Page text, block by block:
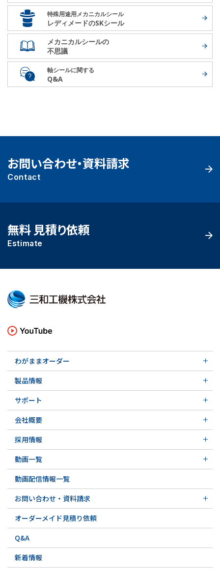
特殊用途用メカニカルシール
レディメードのSKシール
メカニカルシールの
不思議
軸シールに関する
Q&A
お問い合わせ・資料請求
Contact
無料 見積り依頼
Estimate
わがままオーダー
実例ご紹介
その他の導入事例
軸受け付きシールユニット
実例ご紹介
製品情報
特殊用途用メカニカルシール
メカニカルシールの不思議
サポート
実例ご紹介
会社概要
会社沿革
関連会社
採用情報
先輩の声
募集要項&FAQ
動画一覧
初級講座
専門用語の解説
動画配信情報一覧
お問い合わせ・資料請求
お問い合わせ例一覧
オーダーメイド見積り依頼
Q&A
新着情報